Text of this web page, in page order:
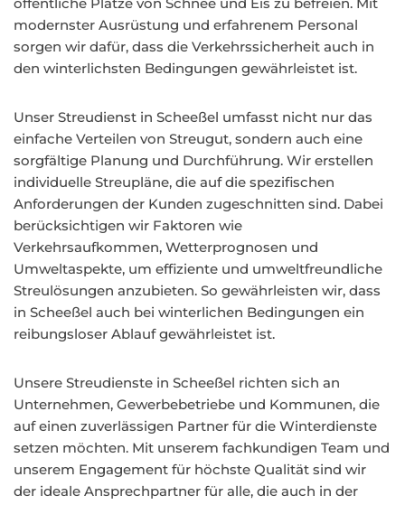
modernster Ausrüstung und erfahrenem Personal
sorgen wir dafür, dass die Verkehrssicherheit auch in
den winterlichsten Bedingungen gewährleistet ist.
Unser Streudienst in Scheeßel umfasst nicht nur das
einfache Verteilen von Streugut, sondern auch eine
sorgfältige Planung und Durchführung. Wir erstellen
individuelle Streupläne, die auf die spezifischen
Anforderungen der Kunden zugeschnitten sind. Dabei
berücksichtigen wir Faktoren wie
Verkehrsaufkommen, Wetterprognosen und
Umweltaspekte, um effiziente und umweltfreundliche
Streulösungen anzubieten. So gewährleisten wir, dass
in Scheeßel auch bei winterlichen Bedingungen ein
reibungsloser Ablauf gewährleistet ist.
Unsere Streudienste in Scheeßel richten sich an
Unternehmen, Gewerbebetriebe und Kommunen, die
auf einen zuverlässigen Partner für die Winterdienste
setzen möchten. Mit unserem fachkundigen Team und
unserem Engagement für höchste Qualität sind wir
der ideale Ansprechpartner für alle, die auch in der